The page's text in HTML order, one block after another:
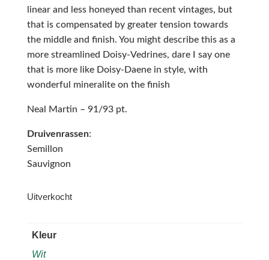
linear and less honeyed than recent vintages, but
that is compensated by greater tension towards
the middle and finish. You might describe this as a
more streamlined Doisy-Vedrines, dare I say one
that is more like Doisy-Daene in style, with
wonderful mineralite on the finish
Neal Martin – 91/93 pt.
Druivenrassen:
Semillon
Sauvignon
Uitverkocht
Kleur
Wit